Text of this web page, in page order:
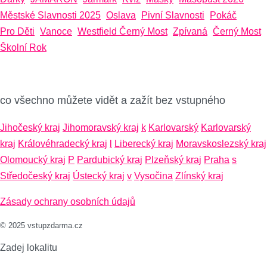
Městské Slavnosti 2025 Oslava Pivní Slavnosti
Pokáč
Pro Děti Vanoce Westfield Černý Most Zpívaná Černý Most
Školní Rok
co všechno můžete vidět a zažít bez vstupného
Jihočeský kraj Jihomoravský kraj k Karlovarský Karlovarský
kraj Královéhradecký kraj Liberecký kraj Moravskoslezský kraj
Olomoucký kraj P Pardubický kraj Plzeňský kraj Praha s
Středočeský kraj Ústecký kraj v Vysočina Zlínský kraj
Zásady ochrany osobních údajů
© 2025 vstupzdarma.cz
Zadej lokalitu